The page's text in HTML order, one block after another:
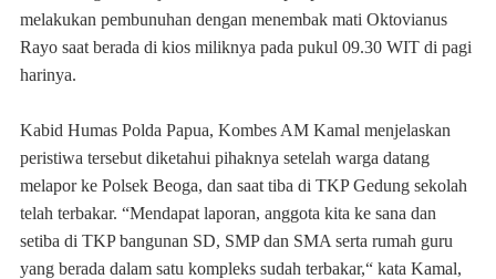
melakukan pembunuhan dengan menembak mati Oktovianus
Rayo saat berada di kios miliknya pada pukul 09.30 WIT di pagi
harinya.
Kabid Humas Polda Papua, Kombes AM Kamal menjelaskan
peristiwa tersebut diketahui pihaknya setelah warga datang
melapor ke Polsek Beoga, dan saat tiba di TKP Gedung sekolah
telah terbakar. “Mendapat laporan, anggota kita ke sana dan
setiba di TKP bangunan SD, SMP dan SMA serta rumah guru
yang berada dalam satu kompleks sudah terbakar,“ kata Kamal,